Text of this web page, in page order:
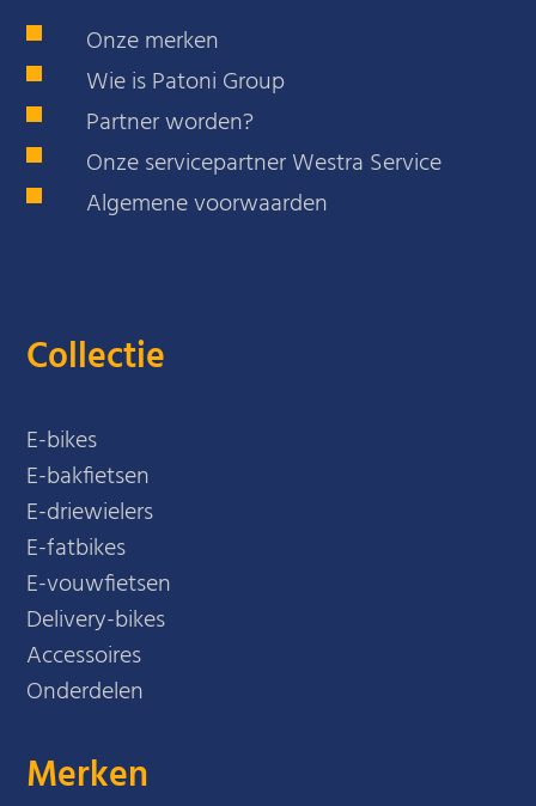
Onze merken
Wie is Patoni Group
Partner worden?
Onze servicepartner Westra Service
Algemene voorwaarden
Collectie
E-bikes
E-bakfietsen
E-driewielers
E-fatbikes
E-vouwfietsen
Delivery-bikes
Accessoires
Onderdelen
Merken